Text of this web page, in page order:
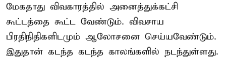
மேகதாது விவகாரத்தில் அனைத்துக்கட்சி
கூட்டத்தை கூட்ட வேண்டும். விவசாய
பிரதிநிதிகளிடமும் ஆலோசனை செய்யவேண்டும்.
இதுதான் கடந்த கடந்த காலங்களில் நடந்துள்ளது.